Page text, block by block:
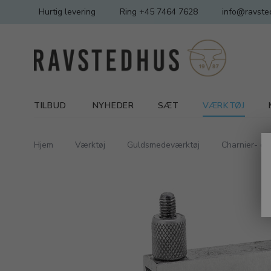
Hurtig levering Ring +45 7464 7628
TILBUD NYHEDER SÆT VÆRKTØJ
Hjem Værktøj Guldsmedeværktøj Charnier-